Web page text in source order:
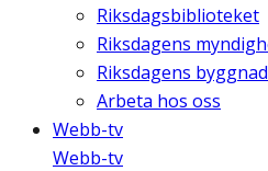
Riksdagsbiblioteket
Riksdagens
Riksdagens
Arbeta hos oss
Webb-tv
Webb-tv